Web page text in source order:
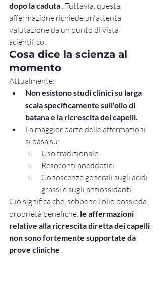
dopo la caduta . Tuttavia, questa
affermazione richiede un'attenta
valutazione da un punto di vista
scientifico.
Cosa dice la scienza al
momento
Attualmente:
Non esistono studi clinici su larga
scala specificamente sull'olio di
batana e la ricrescita dei capelli.
La maggior parte delle affermazioni
si basa su:
Uso tradizionale
Resoconti aneddotici
Conoscenze generali sugli acidi
grassi e sugli antiossidanti
Ciò significa che, sebbene l'olio possieda
proprietà benefiche, le affermazioni
relative alla ricrescita diretta dei capelli
non sono fortemente supportate da
prove cliniche .